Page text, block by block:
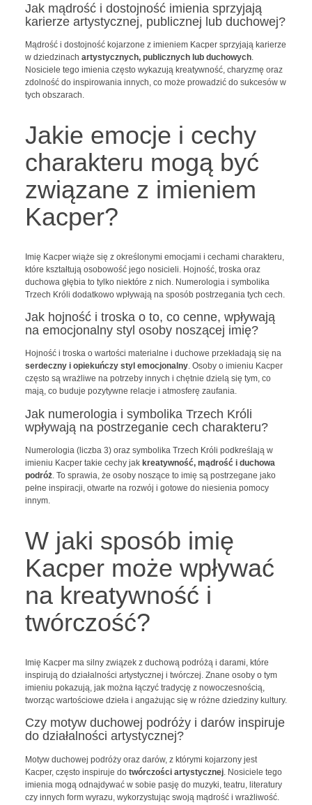
Jak mądrość i dostojność imienia sprzyjają
karierze artystycznej, publicznej lub duchowej?
Mądrość i dostojność kojarzone z imieniem Kacper sprzyjają karierze
w dziedzinach artystycznych, publicznych lub duchowych.
Nosiciele tego imienia często wykazują kreatywność, charyzmę oraz
zdolność do inspirowania innych, co może prowadzić do sukcesów w
tych obszarach.
Jakie emocje i cechy
charakteru mogą być
związane z imieniem
Kacper?
Imię Kacper wiąże się z określonymi emocjami i cechami charakteru,
które kształtują osobowość jego nosicieli. Hojność, troska oraz
duchowa głębia to tylko niektóre z nich. Numerologia i symbolika
Trzech Króli dodatkowo wpływają na sposób postrzegania tych cech.
Jak hojność i troska o to, co cenne, wpływają
na emocjonalny styl osoby noszącej imię?
Hojność i troska o wartości materialne i duchowe przekładają się na
serdeczny i opiekuńczy styl emocjonalny. Osoby o imieniu Kacper
często są wrażliwe na potrzeby innych i chętnie dzielą się tym, co
mają, co buduje pozytywne relacje i atmosferę zaufania.
Jak numerologia i symbolika Trzech Króli
wpływają na postrzeganie cech charakteru?
Numerologia (liczba 3) oraz symbolika Trzech Króli podkreślają w
imieniu Kacper takie cechy jak kreatywność, mądrość i duchowa
podróż. To sprawia, że osoby noszące to imię są postrzegane jako
pełne inspiracji, otwarte na rozwój i gotowe do niesienia pomocy
innym.
W jaki sposób imię
Kacper może wpływać
na kreatywność i
twórczość?
Imię Kacper ma silny związek z duchową podróżą i darami, które
inspirują do działalności artystycznej i twórczej. Znane osoby o tym
imieniu pokazują, jak można łączyć tradycję z nowoczesnością,
tworząc wartościowe dzieła i angażując się w różne dziedziny kultury.
Czy motyw duchowej podróży i darów inspiruje
do działalności artystycznej?
Motyw duchowej podróży oraz darów, z którymi kojarzony jest
Kacper, często inspiruje do twórczości artystycznej. Nosiciele tego
imienia mogą odnajdywać w sobie pasję do muzyki, teatru, literatury
czy innych form wyrazu, wykorzystując swoją mądrość i wrażliwość.